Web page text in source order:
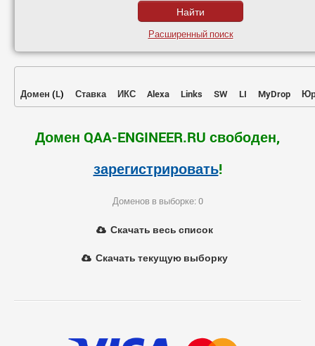
Расширенный поиск
Домен (L) Ставка ИКС Alexa Links SW LI MyDrop
Домен QAA-ENGINEER.RU свободен,
зарегистрировать!
Доменов в выборке: 0
Скачать весь список
Скачать текущую выборку